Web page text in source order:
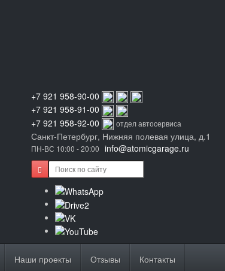
+7 921 958-90-00
+7 921 958-91-00
+7 921 958-92-00
отдел автосервиса
Санкт-Петербург, Нижняя полевая улица, д.1
ПН-ВС 10:00 - 20:00 info@atomicgarage.ru
Наши проекты Отзывы Контакты